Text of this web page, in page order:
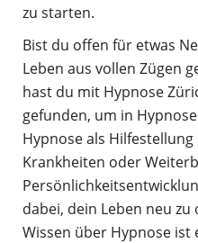
zu starten.
Bist du offen für etwas
Leben aus vollen Zügen
hast du mit Hypnose
gefunden, um in
Hypnose als
Krankheiten oder
dabei, dein Leben neu
Wissen über Hypnose